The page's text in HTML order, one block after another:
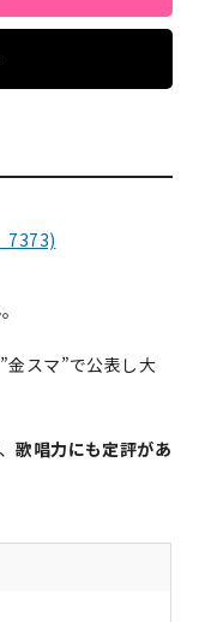
金スマ”で公表し大
歌唱力にも定評があ